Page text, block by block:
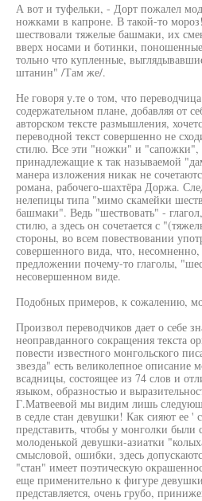
А вот и туфельки, - Дорт пожалел
ножками в капроне. В такой-то
шествовали тяжелые башмаки, их
вверх носами и ботинки,
тольно что купленные,
штанин" /Там же/.
Не говоря у.те о том, что
содержательном плане, добавляя от
авторском тексте размышления,
переводной текст совершенно не
стилю. Все эти "ножки" и "сапожки",
принадлежащие к так называемой
манера изложения никак не
романа, рабочего-шахтёра Доржа.
нелепицы типа "мимо скамейки
башмаки". Ведь "шествовать" -
стилю, а здесь он сочетается с
стороны, во всем повествовании
совершенного вида, что,
предложении почему-то глаголы,
несовершенном виде.
Подобных примеров, к сожалению,
Произвол переводчиков дает о себе
неоправданного сокращения текста
повести известного монгольского
звезда" есть великолепное описание
всадницы, состоящее из 74 слов и
языком, образностью и
Г.Матвеевой мы видим лишь
в седле стан девушки! Как сияют ее '
представить, чтобы у монголки были
молоденькой девушки-азиатки
смысловой, ошибки, здесь
"стан" имеет поэтическую
еще применительно к фигуре
представляется, очень грубо,